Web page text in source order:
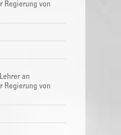
Regierung von
an
Regierung von